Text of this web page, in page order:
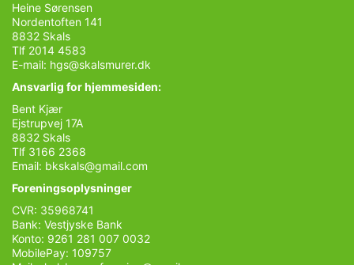
Heine Sørensen
Nordentoften 141
8832 Skals
Tlf 2014 4583
E-mail: hgs@skalsmurer.dk
Ansvarlig for hjemmesiden:
Bent Kjær
Ejstrupvej 17A
8832 Skals
Tlf 3166 2368
Email: bkskals@gmail.com
Foreningsoplysninger
CVR: 35968741
Bank: Vestjyske Bank
Konto: 9261 281 007 0032
MobilePay: 109757